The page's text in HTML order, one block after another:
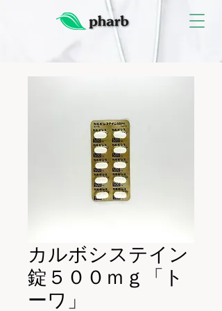
カルボシステイン
錠５００ｍｇ「ト
ーワ」